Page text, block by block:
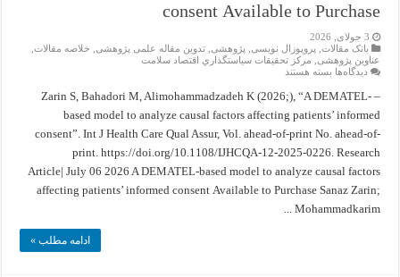
consent Available to Purchase
3 جولای, 2026
بانک مقالات پروپوزال نویسی پژوهشی ,تدوین مقاله علمی پژوهشی خلاصه مقالات
عناوین پژوهشی
مركز تحقيقات سياستگذاري اقتصاد سلامت
دیدگاه‌ها برای
DEMATEL-
model
analyze
causal
factors
affecting
patients’
informed
to
بسته هستند
– Zarin S, Bahadori M, Alimohammadzadeh K (2026;), “A DEMATEL-
based model to analyze causal factors affecting patients’ informed
consent”. Int J Health Care Qual Assur, Vol. ahead-of-print No. ahead-of-
print. https://doi.org/10.1108/IJHCQA-12-2025-0226. Research
Article| July 06 2026 A DEMATEL-based model to analyze causal factors
affecting patients’ informed consent Available to Purchase Sanaz Zarin;
Mohammadkarim ...
ادامه مطلب »